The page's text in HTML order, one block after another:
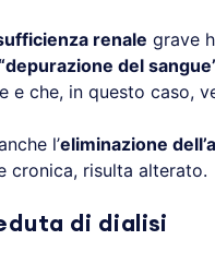
renale grave
del
e che, in questo caso,
l’eliminazione
cronica, risulta alterato.
di dialisi